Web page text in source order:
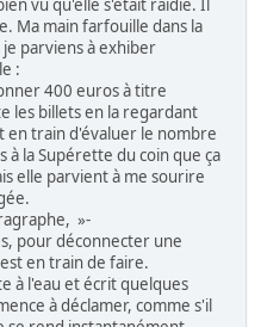
vu qu'elle s'était raidie. Il
Ma main farfouille dans la
parviens à exhiber
:
400 euros à titre
les billets en la regardant
en train d'évaluer le nombre
à la Supérette du coin que ça
elle parvient à me sourire
»-
pour déconnecter une
en train de faire.
à l'eau et écrit quelques
à déclamer, comme s'il